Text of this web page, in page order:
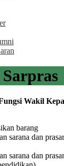
Wakil
barang
sarana dan
sarana dan